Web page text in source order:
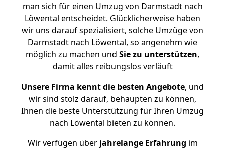
man sich für einen Umzug von Darmstadt nach
Löwental entscheidet. Glücklicherweise haben
wir uns darauf spezialisiert, solche Umzüge von
Darmstadt nach Löwental, so angenehm wie
möglich zu machen und Sie zu unterstützen,
damit alles reibungslos verläuft
Unsere Firma kennt die besten Angebote, und
wir sind stolz darauf, behaupten zu können,
Ihnen die beste Unterstützung für Ihren Umzug
nach Löwental bieten zu können.
Wir verfügen überjahrelange Erfahrung im